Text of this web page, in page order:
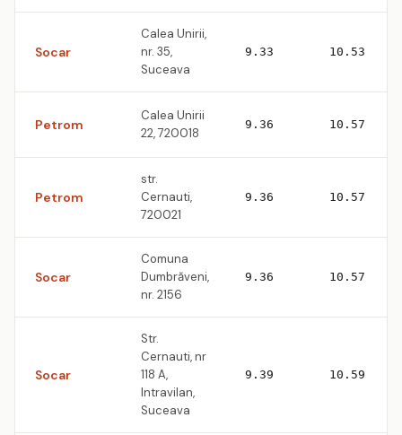
Socar
Calea Unirii,
nr. 35,
Suceava
9.33 10.53
Petrom
Calea Unirii
22, 720018
9.36 10.57
Petrom
str.
Cernauti,
720021
9.36 10.57
Socar
Comuna
Dumbrăveni,
nr. 2156
9.36 10.57
Socar
Str.
Cernauti, nr
118 A,
Intravilan,
Suceava
9.39 10.59